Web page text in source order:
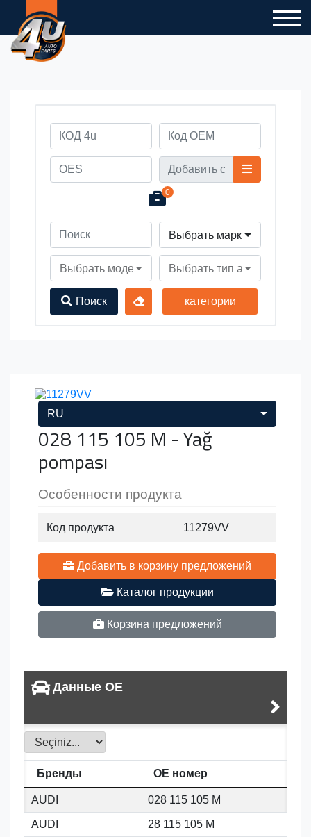
0
Выбрать марку
Выбрать модель автомобиляВыбрать тип автомобиля
Поиск категории
RU
028 115 105 M - Yağ
pompası
Особенности продукта
Код продукта 11279VV
Добавить в корзину предложений
Каталог продукции
Корзина предложений
Данные OE
Бренды OE номер
AUDI 028 115 105 M
AUDI 28 115 105 M